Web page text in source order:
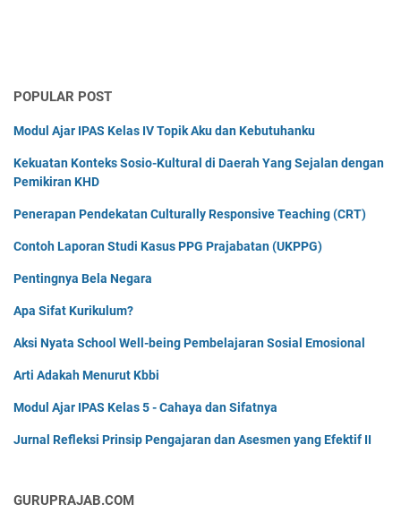
POPULAR POST
Modul Ajar IPAS Kelas IV Topik Aku dan Kebutuhanku
Kekuatan Konteks Sosio-Kultural di Daerah Yang Sejalan dengan
Pemikiran KHD
Penerapan Pendekatan Culturally Responsive Teaching (CRT)
Contoh Laporan Studi Kasus PPG Prajabatan (UKPPG)
Pentingnya Bela Negara
Apa Sifat Kurikulum?
Aksi Nyata School Well-being Pembelajaran Sosial Emosional
Arti Adakah Menurut Kbbi
Modul Ajar IPAS Kelas 5 - Cahaya dan Sifatnya
Jurnal Refleksi Prinsip Pengajaran dan Asesmen yang Efektif II
GURUPRAJAB.COM